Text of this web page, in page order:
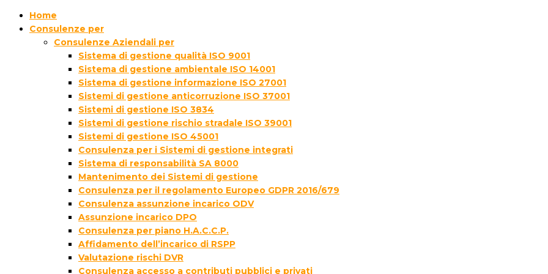
Home
Consulenze per
Consulenze Aziendali per
Sistema di gestione qualità ISO 9001
Sistema di gestione ambientale ISO 14001
Sistema di gestione informazione ISO 27001
Sistemi di gestione anticorruzione ISO 37001
Sistemi di gestione ISO 3834
Sistemi di gestione rischio stradale ISO 39001
Sistemi di gestione ISO 45001
Consulenza per i Sistemi di gestione integrati
Sistema di responsabilità SA 8000
Mantenimento dei Sistemi di gestione
Consulenza per il regolamento Europeo GDPR 2016/679
Consulenza assunzione incarico ODV
Assunzione incarico DPO
Consulenza per piano H.A.C.C.P.
Affidamento dell’incarico di RSPP
Valutazione rischi DVR
Consulenza accesso a contributi pubblici e privati